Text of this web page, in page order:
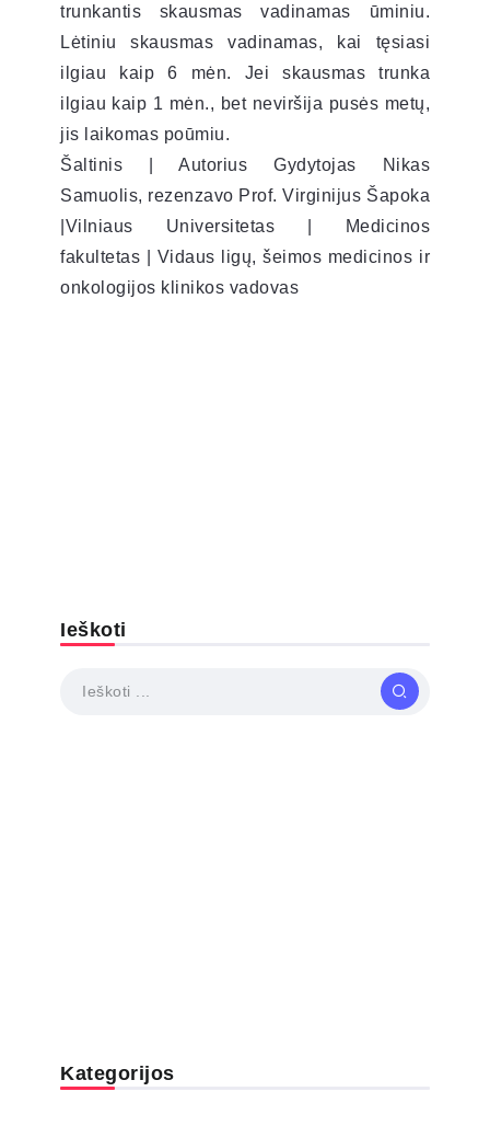
trunkantis skausmas vadinamas ūminiu.
Lėtiniu skausmas vadinamas, kai tęsiasi
ilgiau kaip 6 mėn. Jei skausmas trunka
ilgiau kaip 1 mėn., bet neviršija pusės metų,
jis laikomas poūmiu.
Šaltinis | Autorius Gydytojas Nikas
Samuolis, rezenzavo Prof. Virginijus Šapoka
|Vilniaus Universitetas | Medicinos
fakultetas | Vidaus ligų, šeimos medicinos ir
onkologijos klinikos vadovas
Ieškoti
Kategorijos